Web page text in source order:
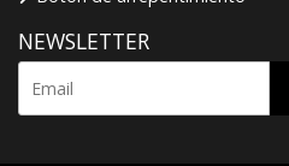
NEWSLETTER